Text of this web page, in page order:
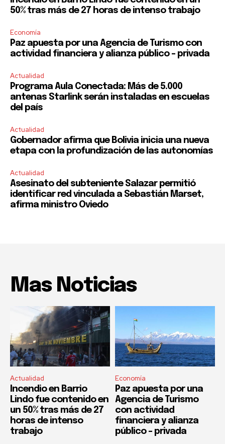
50% tras más de 27 horas de intenso trabajo
Economía
Paz apuesta por una Agencia de Turismo con
actividad financiera y alianza público – privada
Actualidad
Programa Aula Conectada: Más de 5.000
antenas Starlink serán instaladas en escuelas
del país
Actualidad
Gobernador afirma que Bolivia inicia una nueva
etapa con la profundización de las autonomías
Actualidad
Asesinato del subteniente Salazar permitió
identificar red vinculada a Sebastián Marset,
afirma ministro Oviedo
Mas Noticias
Actualidad
Incendio en Barrio
Lindo fue contenido en
un 50% tras más de 27
horas de intenso
trabajo
Economía
Paz apuesta por una
Agencia de Turismo
con actividad
financiera y alianza
público – privada